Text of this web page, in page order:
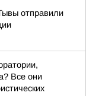
отправили
Все они